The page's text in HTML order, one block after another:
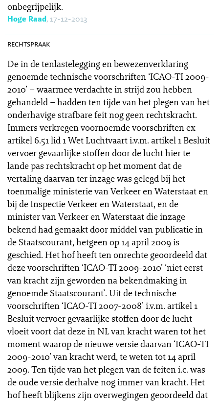
onbegrijpelijk.
Hoge Raad, 17-12-2013
rechtspraak
De in de tenlastelegging en bewezenverklaring
genoemde technische voorschriften ‘ICAO-TI 2009-
2010’ – waarmee verdachte in strijd zou hebben
gehandeld – hadden ten tijde van het plegen van het
onderhavige strafbare feit nog geen rechtskracht.
Immers verkregen voornoemde voorschriften ex
artikel 6.51 lid 1 Wet Luchtvaart i.v.m. artikel 1 Besluit
vervoer gevaarlijke stoffen door de lucht hier te
lande pas rechtskracht op het moment dat de
vertaling daarvan ter inzage was gelegd bij het
toenmalige ministerie van Verkeer en Waterstaat en
bij de Inspectie Verkeer en Waterstaat, en de
minister van Verkeer en Waterstaat die inzage
bekend had gemaakt door middel van publicatie in
de Staatscourant, hetgeen op 14 april 2009 is
geschied. Het hof heeft ten onrechte geoordeeld dat
deze voorschriften ‘ICAO-TI 2009-2010’ ‘niet eerst
van kracht zijn geworden na bekendmaking in
genoemde Staatscourant’. Uit de technische
voorschriften ‘ICAO-TI 2007-2008’ i.v.m. artikel 1
Besluit vervoer gevaarlijke stoffen door de lucht
vloeit voort dat deze in NL van kracht waren tot het
moment waarop de nieuwe versie daarvan ‘ICAO-TI
2009-2010’ van kracht werd, te weten tot 14 april
2009. Ten tijde van het plegen van de feiten i.c. was
de oude versie derhalve nog immer van kracht. Het
hof heeft blijkens zijn overwegingen geoordeeld dat